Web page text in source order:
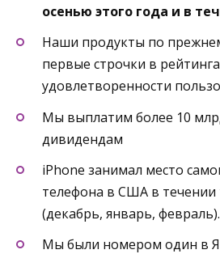
осенью этого года и в
Наши продукты по
первые строчки в
удовлетворенности
Мы выплатим более 10
дивидендам
iPhone занимал место
телефона в США в течении
(декабрь, январь, февраль).
Мы были номером один в